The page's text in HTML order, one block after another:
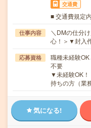
交通費
■ 交通費規定
仕事内容
＼DMの仕分
心！＞▼封入
応募資格
職種未経験
不要
▼未経験OK
持ちの方（業
気になる!